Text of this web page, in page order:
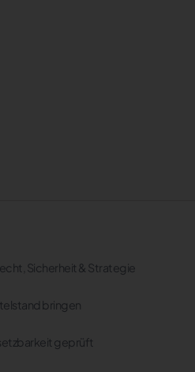
Sicherheit & Strategie
bringen
geprüft